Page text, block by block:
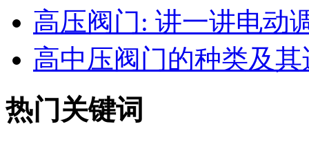
高压阀门: 讲一讲电动
高中压阀门的种类及其
热门关键词